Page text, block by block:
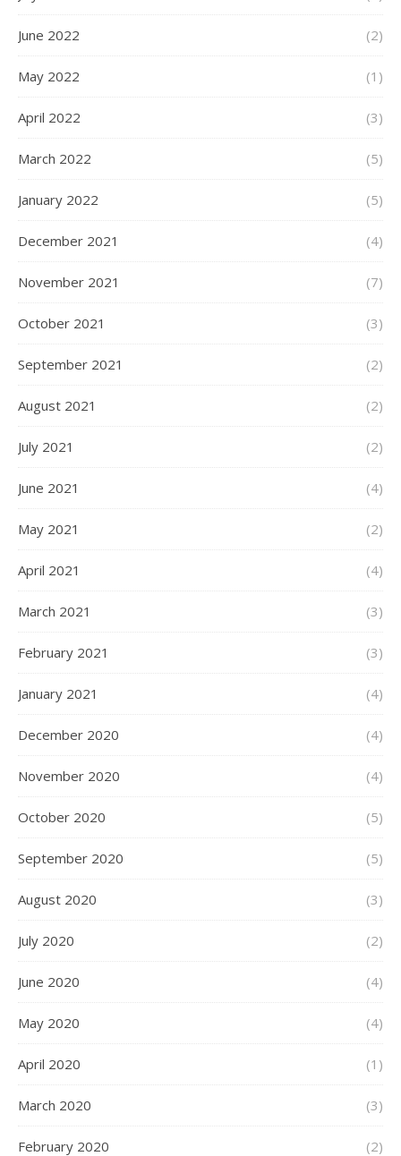
June 2022 (2)
May 2022 (1)
April 2022 (3)
March 2022 (5)
January 2022 (5)
December 2021 (4)
November 2021 (7)
October 2021 (3)
September 2021 (2)
August 2021 (2)
July 2021 (2)
June 2021 (4)
May 2021 (2)
April 2021 (4)
March 2021 (3)
February 2021 (3)
January 2021 (4)
December 2020 (4)
November 2020 (4)
October 2020 (5)
September 2020 (5)
August 2020 (3)
July 2020 (2)
June 2020 (4)
May 2020 (4)
April 2020 (1)
March 2020 (3)
February 2020 (2)